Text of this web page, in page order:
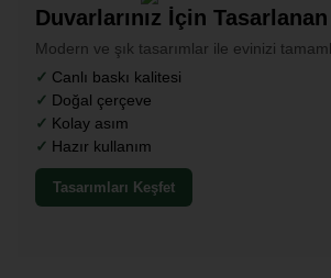
Duvarlarınız İçin
Modern ve şık tasarımlar ile evinizi
Canlı baskı kalitesi
Doğal çerçeve
Kolay asım
Hazır kullanım
Tasarımları Keşfet